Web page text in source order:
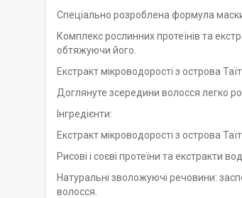
Спеціально розроблена формула
Комплекс рослинних протеїнів та
обтяжуючи його.
Екстракт мікроводорості з острова
Доглянуте зсередини волосся легко
Інгредієнти:
Екстракт мікроводорості з острова
Рисові і соєві протеїни та екстракти
Натуральні зволожуючі речовини:
волосся.